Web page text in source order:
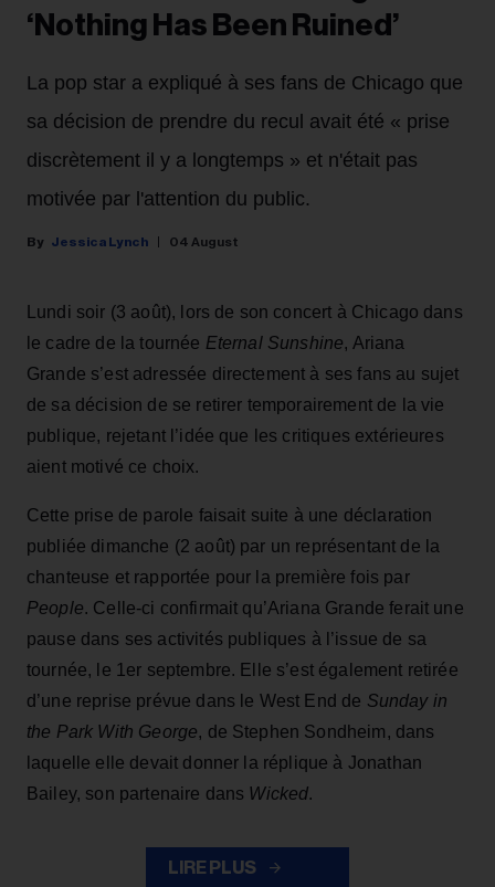
‘Nothing Has Been Ruined’
La pop star a expliqué à ses fans de Chicago que
sa décision de prendre du recul avait été « prise
discrètement il y a longtemps » et n'était pas
motivée par l'attention du public.
Jessica Lynch 04 August
Lundi soir (3 août), lors de son concert à Chicago dans
le cadre de la tournée Eternal Sunshine, Ariana
Grande s’est adressée directement à ses fans au sujet
de sa décision de se retirer temporairement de la vie
publique, rejetant l’idée que les critiques extérieures
aient motivé ce choix.
Cette prise de parole faisait suite à une déclaration
publiée dimanche (2 août) par un représentant de la
chanteuse et rapportée pour la première fois par
People. Celle-ci confirmait qu’Ariana Grande ferait une
pause dans ses activités publiques à l’issue de sa
tournée, le 1er septembre. Elle s’est également retirée
d’une reprise prévue dans le West End de Sunday in
the Park With George, de Stephen Sondheim, dans
laquelle elle devait donner la réplique à Jonathan
Bailey, son partenaire dans Wicked.
LIRE PLUS